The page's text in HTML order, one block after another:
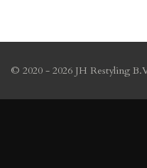
© 2020 - 2026 JH Restyling